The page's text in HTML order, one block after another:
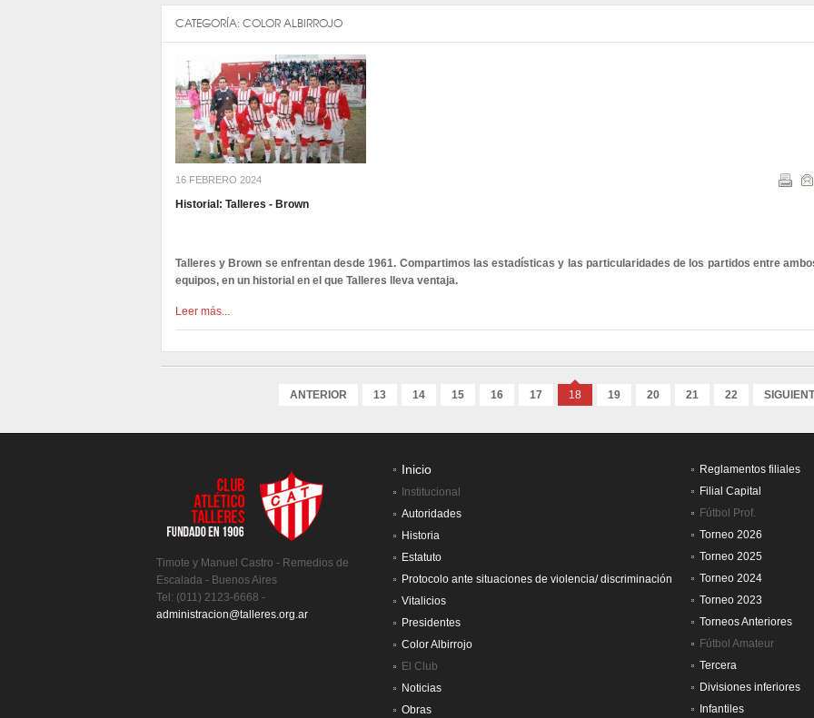
CATEGORÍA: COLOR ALBIRROJO
16 FEBRERO 2024
Historial: Talleres - Brown
Talleres y Brown se enfrentan desde 1961. Compartimos las estadísticas y las particularidades de los partidos entre
equipos, en un historial en el que Talleres lleva ventaja.
Leer más...
ANTERIOR 13 14 15 16 17 18 19 20 21 22
Timote y Manuel Castro - Remedios de
Escalada - Buenos Aires
Tel: (011) 2123-6668 -
administracion@talleres.org.ar
Inicio
Institucional
Autoridades
Historia
Estatuto
Protocolo ante situaciones de violencia/ discriminación
Vitalicios
Presidentes
Color Albirrojo
El Club
Noticias
Obras
Reglamentos filiales
Filial Capital
Fútbol Prof.
Torneo 2026
Torneo 2025
Torneo 2024
Torneo 2023
Torneos Anteriores
Fútbol Amateur
Tercera
Divisiones inferiores
Infantiles